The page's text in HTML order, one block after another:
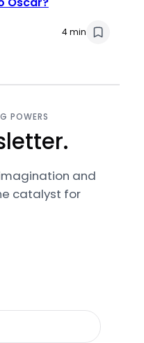
4 min
POWERS
and
catalyst for